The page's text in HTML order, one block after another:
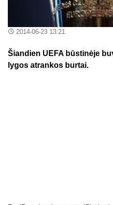
2014-06-23 13:21
Šiandien UEFA būstinėje
lygos atrankos burtai.